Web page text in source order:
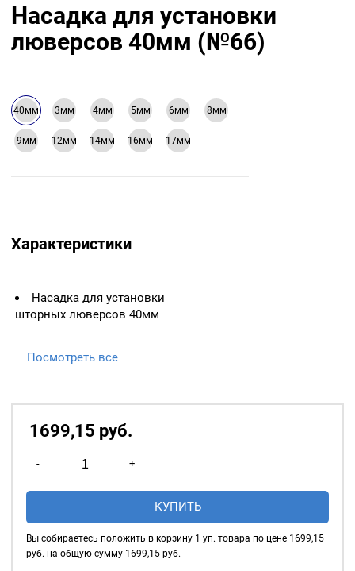
Насадка для установки
люверсов 40мм (№66)
40мм 3мм 4мм 5мм 6мм 8мм
9мм 12мм 14мм 16мм 17мм
Характеристики
Насадка для установки
шторных люверсов 40мм
Посмотреть все
1699,15 руб.
-
товара
Насадка
люверсов
+
КУПИТЬ
Вы собираетесь положить в корзину 1 уп. товара по цене 1699,15
руб. на общую сумму 1699,15руб.